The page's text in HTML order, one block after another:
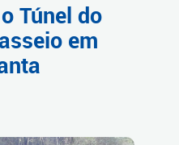
Túnel do
em